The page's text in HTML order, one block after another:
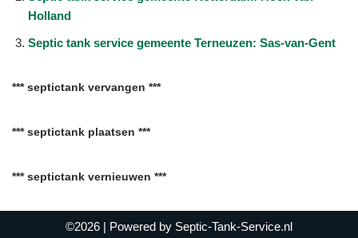
Holland
Septic tank service gemeente Terneuzen: Sas-van-Gent
*** septictank vervangen ***
*** septictank plaatsen ***
*** septictank vernieuwen ***
©2026 | Powered by Septic-Tank-Service.nl